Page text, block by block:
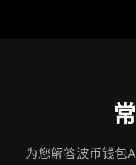
为您解答波币钱包